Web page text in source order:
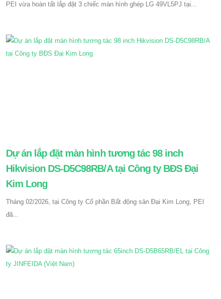
PEI vừa hoàn tất lắp đặt 3 chiếc màn hình ghép LG 49VL5PJ tại...
Dự án lắp đặt màn hình tương tác 98 inch
Hikvision DS-D5C98RB/A tại Công ty BĐS Đại
Kim Long
Tháng 02/2026, tại Công ty Cổ phần Bất động sản Đại Kim Long, PEI
đã...